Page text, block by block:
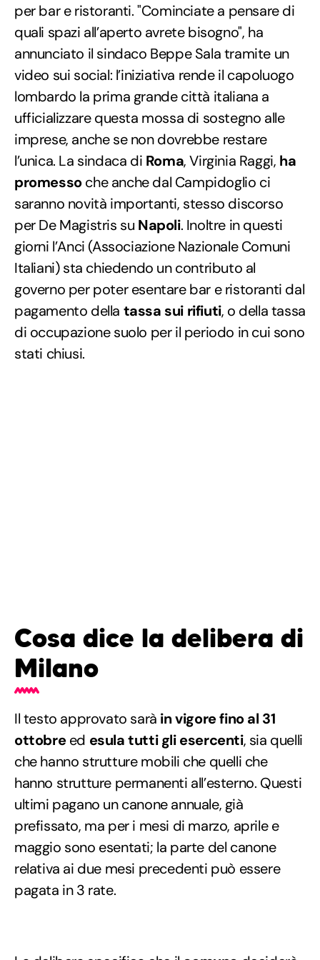
per bar e ristoranti. "Cominciate a pensare di
quali spazi all’aperto avrete bisogno", ha
annunciato il sindaco Beppe Sala tramite un
video sui social: l’iniziativa rende il capoluogo
lombardo la prima grande città italiana a
ufficializzare questa mossa di sostegno alle
imprese, anche se non dovrebbe restare
l’unica. La sindaca di Roma, Virginia Raggi, ha
promessoche anche dal Campidoglio ci
saranno novità importanti, stesso discorso
per De Magistris su Napoli. Inoltre in questi
giorni l’Anci (Associazione Nazionale Comuni
Italiani) sta chiedendo un contributo al
governo per poter esentare bar e ristoranti dal
pagamento della tassa sui rifiuti, o della tassa
di occupazione suolo per il periodo in cui sono
stati chiusi.
Cosa dice la delibera di
Milano
Il testo approvato sarà in vigore fino al 31
ottobreed esula tutti gli esercenti, sia quelli
che hanno strutture mobili che quelli che
hanno strutture permanenti all’esterno. Questi
ultimi pagano un canone annuale, già
prefissato, ma per i mesi di marzo, aprile e
maggio sono esentati; la parte del canone
relativa ai due mesi precedenti può essere
pagata in 3 rate.